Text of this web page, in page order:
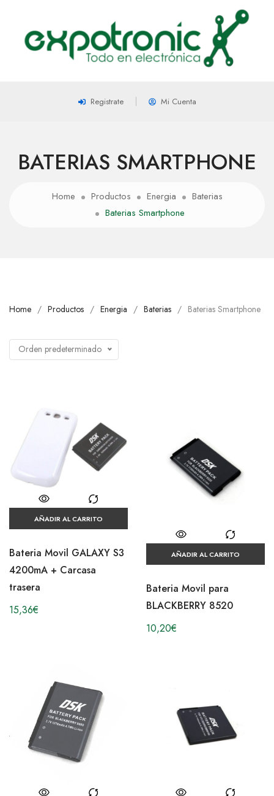
Registrate Mi Cuenta
BATERIAS SMARTPHONE
Home Productos Energia
Baterias
Baterias Smartphone
Home Productos Energia Baterias Baterias Smartphone
Orden predeterminado
AÑADIR AL CARRITO
Bateria Movil GALAXY S3
4200mA + Carcasa
trasera
15,36€
AÑADIR AL CARRITO
Bateria Movil para
BLACKBERRY 8520
10,20€